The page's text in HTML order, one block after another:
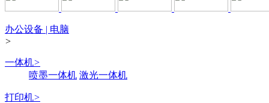
办公设备 | 电脑
>
一体机>
喷墨一体机 激光一体机
打印机>